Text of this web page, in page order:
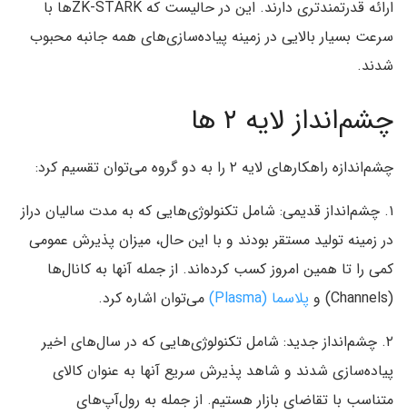
ارائه قدرتمند‌تری دارند. این در حالیست که ZK-STARK‌ها با
سرعت بسیار بالایی در زمینه پیاده‌سازی‌های همه جانبه محبوب
شدند.
چشم‌انداز لایه ۲ ها
چشم‌اندازه راهکار‌های لایه ۲ را به دو گروه می‌توان تقسیم کرد:
۱. چشم‌انداز قدیمی: شامل تکنولوژی‌هایی که به مدت سالیان دراز
در زمینه تولید مستقر بودند و با این حال‌، میزان پذیرش عمومی
کمی را تا همین امروز کسب کرده‌اند. از جمله آنها به کانال‌ها
(Channels‌) و
پلاسما (Plasma‌)
می‌توان اشاره کرد.
۲. چشم‌انداز جدید: شامل تکنولوژی‌هایی که در سال‌های اخیر
پیاده‌سازی شدند و شاهد پذیرش سریع آنها به عنوان کالای
متناسب با تقاضای بازار هستیم. از جمله به رول‌آپ‌های